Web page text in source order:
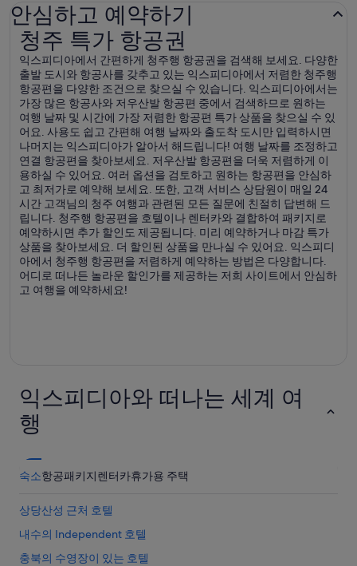
안심하고 예약하기
청주 특가 항공권
익스피디아에서 간편하게 청주행 항공권을 검색해 보세요. 다양한
출발 도시와 항공사를 갖추고 있는 익스피디아에서 저렴한 청주행
항공편을 다양한 조건으로 찾으실 수 있습니다. 익스피디아에서는
가장 많은 항공사와 저우산발 항공편 중에서 검색하므로 원하는
여행 날짜 및 시간에 가장 저렴한 항공편 특가 상품을 찾으실 수 있
어요. 사용도 쉽고 간편해 여행 날짜와 출도착 도시만 입력하시면
나머지는 익스피디아가 알아서 해드립니다! 여행 날짜를 조정하고
연결 항공편을 찾아보세요. 저우산발 항공편을 더욱 저렴하게 이
용하실 수 있어요. 여러 옵션을 검토하고 원하는 항공편을 안심하
고 최저가로 예약해 보세요. 또한, 고객 서비스 상담원이 매일 24
시간 고객님의 청주 여행과 관련된 모든 질문에 친절히 답변해 드
립니다. 청주행 항공편을 호텔이나 렌터카와 결합하여 패키지로
예약하시면 추가 할인도 제공됩니다. 미리 예약하거나 마감 특가
상품을 찾아보세요. 더 할인된 상품을 만나실 수 있어요. 익스피디
아에서 청주행 항공편을 저렴하게 예약하는 방법은 다양합니다.
어디로 떠나든 놀라운 할인가를 제공하는 저희 사이트에서 안심하
고 여행을 예약하세요!
청주 특가 항공권
익스피디아와 떠나는 세계 여
행
숙소항공패키지렌터카휴가용 주택
상당산성 근처 호텔
내수의 Independent 호텔
충북의 수영장이 있는 호텔